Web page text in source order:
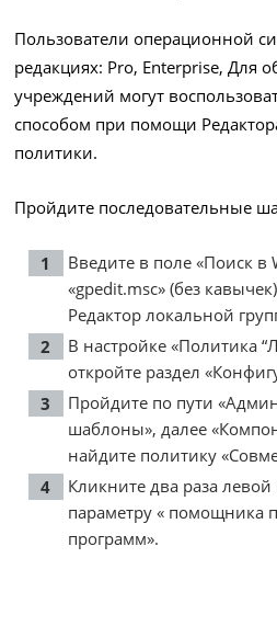
Пользователи операционной
редакциях: Pro, Enterprise, Для
учреждений могут
способом при помощи
политики.
Пройдите последовательные
Введите в поле «Поиск
«gpedit.msc» (без
Редактор локальной
В настройке «Политика
откройте раздел
Пройдите по пути
шаблоны», далее
найдите политику
Кликните два раза
параметру « помощника
программ».